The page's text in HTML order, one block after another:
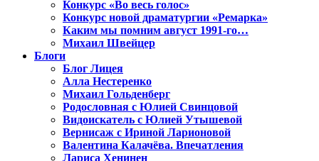
Конкурс «Во весь голос»
Конкурс новой драматургии «Ремарка»
Каким мы помним август 1991-го…
Михаил Швейцер
Блоги
Блог Лицея
Алла Нестеренко
Михаил Гольденберг
Родословная с Юлией Свинцовой
Видоискатель с Юлией Утышевой
Вернисаж с Ириной Ларионовой
Валентина Калачёва. Впечатления
Лариса Хенинен